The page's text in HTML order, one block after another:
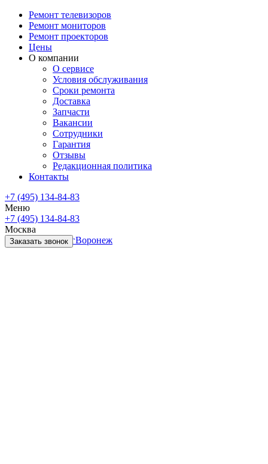
Ремонт телевизоров
Ремонт мониторов
Ремонт проекторов
Цены
О компании
О сервисе
Условия обслуживания
Сроки ремонта
Доставка
Запчасти
Вакансии
Сотрудники
Гарантия
Отзывы
Редакционная политика
Контакты
+7 (495) 134-84-83
Меню
+7 (495) 134-84-83
Москва
Санкт-ПетербургВоронеж
Заказать звонок